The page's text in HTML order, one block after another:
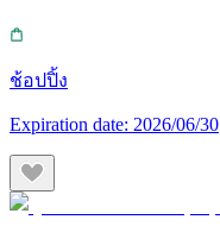
ช้อปปิ้ง
Expiration date: 2026/06/30